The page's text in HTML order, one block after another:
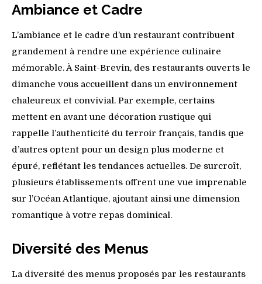
Ambiance et Cadre
L’ambiance et le cadre d’un restaurant contribuent
grandement à rendre une expérience culinaire
mémorable. À Saint-Brevin, des restaurants ouverts le
dimanche vous accueillent dans un environnement
chaleureux et convivial. Par exemple, certains
mettent en avant une décoration rustique qui
rappelle l’authenticité du terroir français, tandis que
d’autres optent pour un design plus moderne et
épuré, reflétant les tendances actuelles. De surcroît,
plusieurs établissements offrent une vue imprenable
sur l’Océan Atlantique, ajoutant ainsi une dimension
romantique à votre repas dominical.
Diversité des Menus
La diversité des menus proposés par les restaurants